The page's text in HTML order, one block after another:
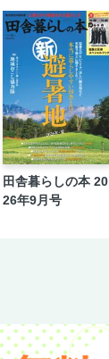
田舎暮らしの本 20
26年9月号